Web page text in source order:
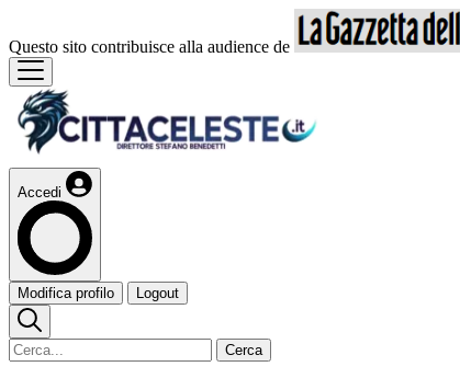
Questo sito contribuisce alla audience de
Accedi
Modifica profilo Logout
Cerca